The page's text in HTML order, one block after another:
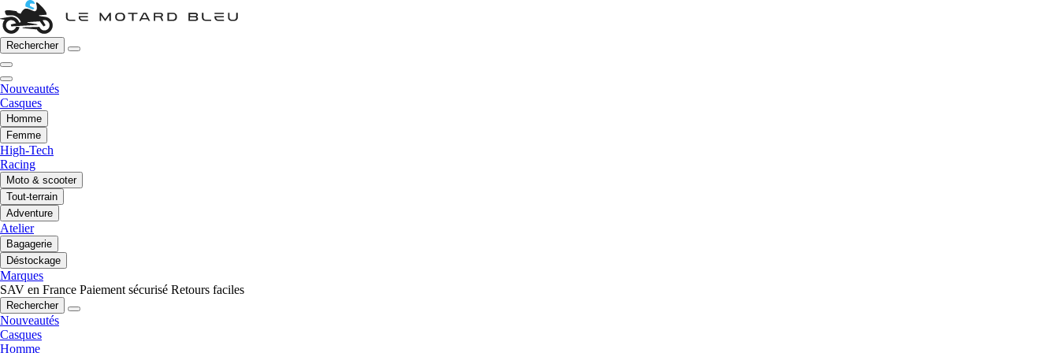
Rechercher
Nouveautés
Casques
Homme
Femme
High-Tech
Racing
Moto & scooter
Tout-terrain
Adventure
Atelier
Bagagerie
Déstockage
Marques
SAV en France Paiement sécurisé Retours faciles
Rechercher
Nouveautés
Casques
Homme